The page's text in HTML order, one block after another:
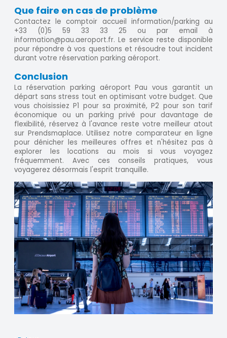
Que faire en cas de problème
Contactez le comptoir accueil information/parking au
+33 (0)5 59 33 33 25 ou par email à
information@pau.aeroport.fr. Le service reste disponible
pour répondre à vos questions et résoudre tout incident
durant votre réservation parking aéroport.
Conclusion
La réservation parking aéroport Pau vous garantit un
départ sans stress tout en optimisant votre budget. Que
vous choisissiez P1 pour sa proximité, P2 pour son tarif
économique ou un parking privé pour davantage de
flexibilité, réservez à l'avance reste votre meilleur atout
sur Prendsmaplace. Utilisez notre comparateur en ligne
pour dénicher les meilleures offres et n'hésitez pas à
explorer les locations au mois si vous voyagez
fréquemment. Avec ces conseils pratiques, vous
voyagerez désormais l'esprit tranquille.